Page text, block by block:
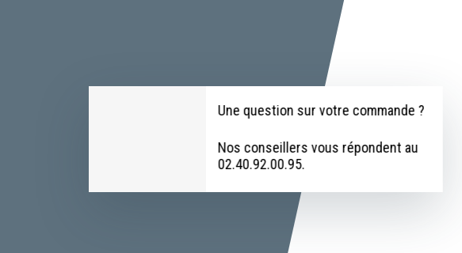
Une question sur votre commande ?
Nos conseillers vous répondent au
02.40.92.00.95.